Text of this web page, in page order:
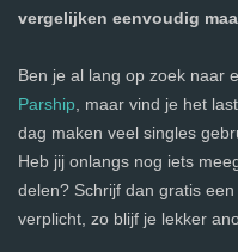
vergelijken eenvoudig
Ben je al lang op zoek naar
Parship , maar vind je het
dag maken veel singles
Heb jij onlangs nog iets
delen? Schrijf dan gratis
verplicht, zo blijf je lekker